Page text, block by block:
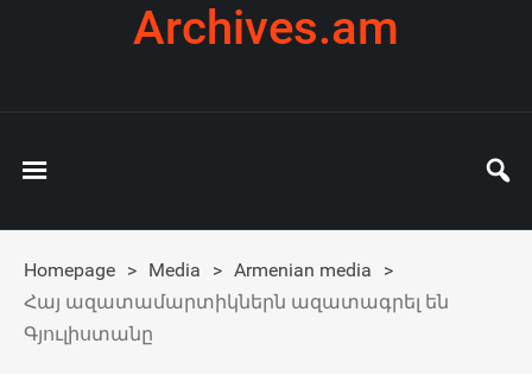
Archives.am
Homepage > Media > Armenian media
>
Հայ ազատամարտիկներն ազատագրել են
Գյուլիստանը